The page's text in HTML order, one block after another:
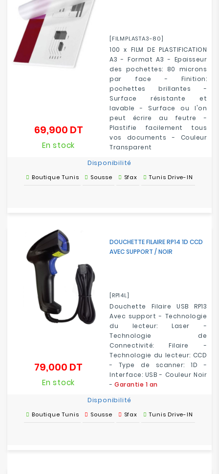
[FILMPLASTA3-80]
100 x FILM DE PLASTIFICATION
A3 - Format A3 - Epaisseur
des pochettes: 80 microns
par face - Finition:
pochettes brillantes -
Surface résistante et
lavable - Surface ou l'on
peut écrire au feutre -
Plastifie facilement tous
vos documents - Couleur
Transparent
69,900 DTPrix
En stock
Disponibilité
Boutique Tunis Sousse Sfax Tunis Drive-IN
DOUCHETTE FILAIRE RP14 1D CCD
AVEC SUPPORT / NOIR
[RP14L]
Douchette Filaire USB RP13
Avec support - Technologie
du lecteur: Laser -
Technologie de
Connectivité: Filaire -
Technologie du lecteur: CCD
- Type de scanner: 1D -
Interface: USB - Couleur Noir
- Garantie 1 an
79,000 DT
En stock
Disponibilité
Boutique Tunis Sousse Sfax Tunis Drive-IN